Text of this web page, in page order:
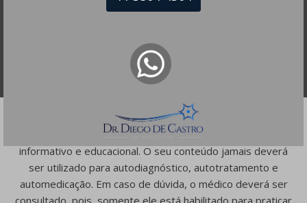
As informações contidas em nossa homepage têm caráter
informativo e educacional. O seu conteúdo jamais deverá
ser utilizado para autodiagnóstico, autotratamento e
automedicação. Em caso de dúvida, o médico deverá ser
consultado, pois, somente ele está habilitado para praticar